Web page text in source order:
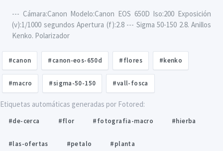
--- Cámara:Canon Modelo:Canon EOS 650D Iso:200 Exposición
(v):1/1000 segundos Apertura (f):2.8 --- Sigma 50-150 2.8. Anillos
Kenko. Polarizador
#canon #canon-eos-650d #flores #kenko
#macro #sigma-50-150 #vall-fosca
Etiquetas automáticas generadas por Fotored:
#de-cerca #flor #fotografia-macro #hierba
#las-ofertas #petalo #planta